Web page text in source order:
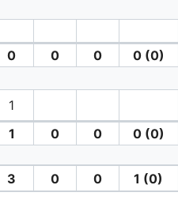
0 0 0 0 (0)
1
1 0 0 0 (0)
3 0 0 1 (0)